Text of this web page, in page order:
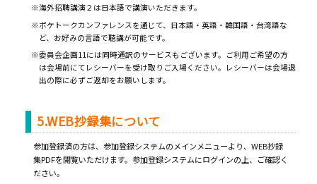
※海外招聘講演２は日本語で講演いただきます。
※ポケトークカンファレンスを通じて、日本語・英語・韓国語・台湾語な
ど、お好みの言語で聴講が可能です。
※委員会企画11には同時通訳のサービスもございます。ご利用ご希望の方
は会場前にてレシーバーを受け取りご入場ください。レシーバーは会場退
出の際に必ずご返却をお願いします。
5.WEB抄録集について
参加登録済の方は、参加登録システムのメインメニューより、WEB抄録
集PDFを閲覧いただけます。参加登録システムにログインの上、ご確認く
ださい。